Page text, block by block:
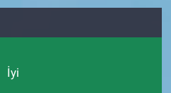
İyi